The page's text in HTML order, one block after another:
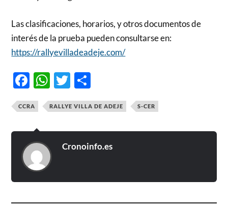
Las clasificaciones, horarios, y otros documentos de
interés de la prueba pueden consultarse en:
https://rallyevilladeadeje.com/
Facebook
WhatsApp
Twitter
CCRA RALLYE VILLA DE ADEJE S-CER
Cronoinfo.es